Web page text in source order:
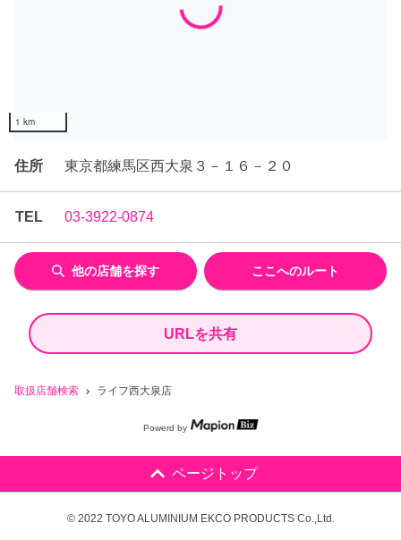
取扱店舗検索 ライフ西大泉店
住所 東京都練馬区西大泉３－１６－２０
TEL 03-3922-0874
他の店舗を探す ここへのルート
URLを共有
Loading...
1 km
Powerd by
ページトップ
© 2022 TOYO ALUMINIUM EKCO PRODUCTS Co.,Ltd.